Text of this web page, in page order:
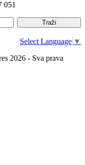
051
Select Language ▼
2026 - Sva prava